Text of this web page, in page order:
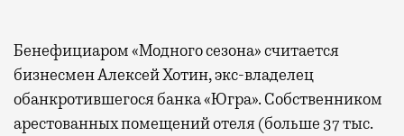
Бенефициаром «Модного сезона» считается
бизнесмен Алексей Хотин, экс-владелец
обанкротившегося банка «Югра». Собственником
арестованных помещений отеля (больше 37 тыс.